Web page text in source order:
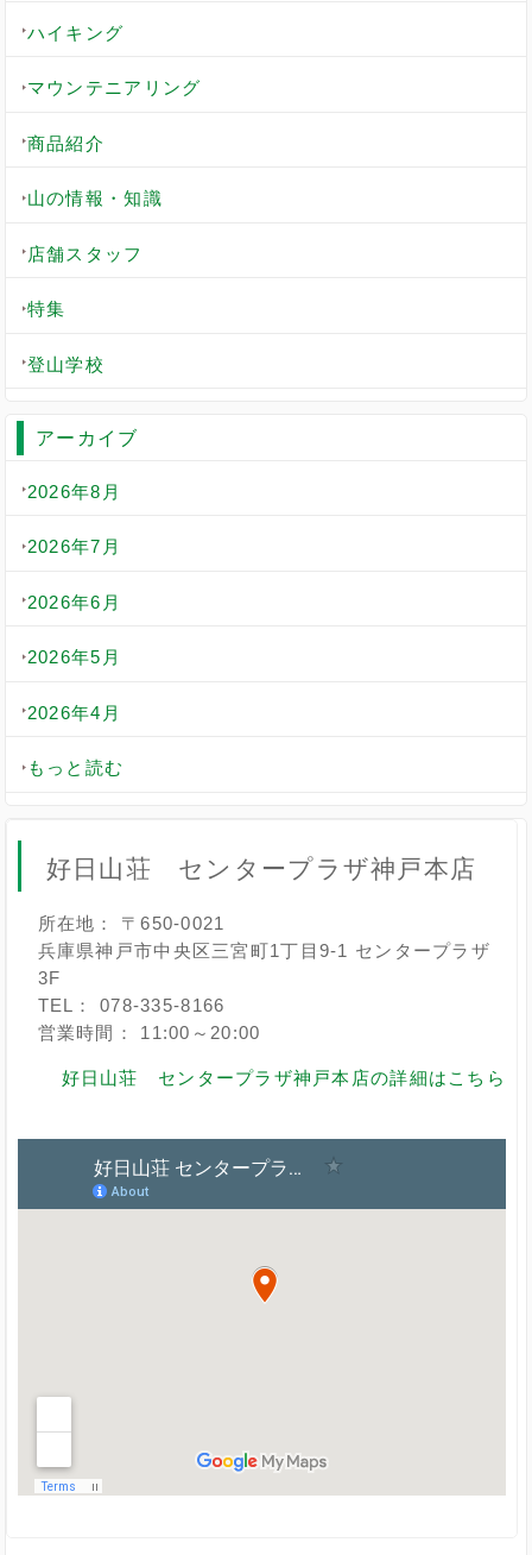
ハイキング
マウンテニアリング
商品紹介
山の情報・知識
店舗スタッフ
特集
登山学校
アーカイブ
2026年8月
2026年7月
2026年6月
2026年5月
2026年4月
もっと読む
好日山荘 センタープラザ神戸本店
所在地： 〒650-0021
兵庫県神戸市中央区三宮町1丁目9-1 センタープラザ
3F
TEL： 078-335-8166
営業時間： 11:00～20:00
好日山荘 センタープラザ神戸本店の詳細はこちら